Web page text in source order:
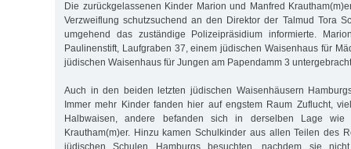
Die zurückgelassenen Kinder Marion und Manfred
Verzweiflung schutzsuchend an den Direktor der Talmud Tora
umgehend das zuständige Polizeipräsidium informierte.
Paulinenstift, Laufgraben 37, einem jüdischen Waisenhaus für
jüdischen Waisenhaus für Jungen am Papendamm 3
Auch in den beiden letzten jüdischen Waisenhäusern
Immer mehr Kinder fanden hier auf engstem Raum Zuflucht,
Halbwaisen, andere befanden sich in derselben Lage wie
Krautham(m)er. Hinzu kamen Schulkinder aus allen Teilen des
jüdischen Schulen Hamburgs besuchten, nachdem sie